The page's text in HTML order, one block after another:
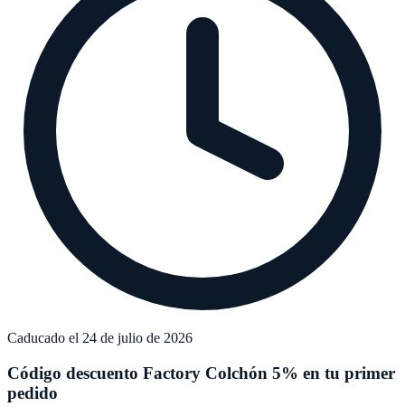
Caducado el 24 de julio de 2026
Código descuento Factory Colchón 5% en tu primer
pedido